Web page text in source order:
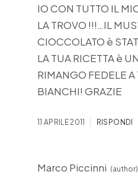
IO CON TUTTO IL
LA TROVO !!!…IL
CIOCCOLATO è
LA TUA RICETTA è
RIMANGO FEDELE A
BIANCHI! GRAZIE
11 APRILE 2011 RISPONDI
Marco Piccinni